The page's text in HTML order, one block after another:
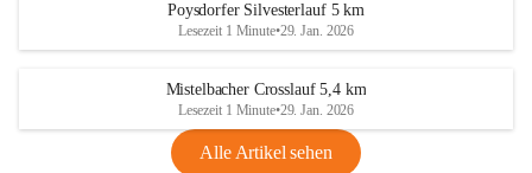
Poysdorfer Silvesterlauf 5 km
Lesezeit 1 Minute•29. Jan. 2026
Mistelbacher Crosslauf 5,4 km
Lesezeit 1 Minute•29. Jan. 2026
Alle Artikel sehen